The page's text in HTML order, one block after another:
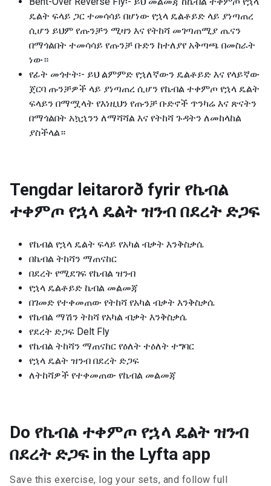
ዴልት ፍላይ ጋር ተመሳሳይ በሆነው የኋላ ዴልቶይድ ላይ ያነጣጠረ
ሲሆን ይህም የጡንቻን ሚዛን እና የትከሻ መገጣጠሚያ ጤናን
በማጎልበት ተመሳሳይ የጡንቻ ቡድን ከተለያየ አቅጣጫ በመስራት
ነው።
የፊት መጎተት፡- ይህ ልምምድ የኋለኛውን ዴልቶይድ እና የላይኛው
ጀርባ ጡንቻዎች ላይ ያነጣጠረ ሲሆን የኬብል ተቀምጦ የኋላ ዴልት
ፍላይን በማሟላት የእነዚህን የጡንቻ ቡድኖች ጥንካሬ እና ጽናትን
በማጎልበት አኳኋንን ለማሻሻል እና የትከሻ ጉዳትን ለመከላከል
ያስችላል።
Tengdar leitarorð fyrir የኬብል
ተቀምጦ የኋላ ዴልት ዝንብ በደረት ድጋፍ
የኬብል የኋላ ዴልት ፍላይ የአካል ብቃት እንቅስቃሴ
በኬብል ትከሻን ማጠናከር
በደረት የሚደገፍ የኬብል ዝንብ
የኋላ ዴልቶይድ ኬብል መልመጃ
በገመድ የተቀመጠው የትከሻ የአካል ብቃት እንቅስቃሴ
የኬብል ማሽን ትከሻ የአካል ብቃት እንቅስቃሴ
የደረት ድጋፍ Delt Fly
የኬብል ትከሻን ማጠናከር የዕለት ተዕለት ተግባር
የኋላ ዴልት ዝንብ በደረት ድጋፍ
ለትከሻዎች የተቀመጠው የኬብል መልመጃ
Do የኬብል ተቀምጦ የኋላ ዴልት ዝንብ
በደረት ድጋፍ in the Lyfta app
Save this exercise, log your sets, and follow full